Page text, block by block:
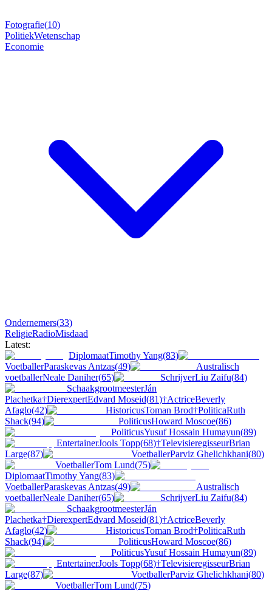
Fotografie(10)
PolitiekWetenschap
Economie
Ondernemers(33)
ReligieRadioMisdaad
Latest:
DiplomaatTimothy Yang(83)
VoetballerParaskevas Antzas(49)
Australisch
voetballerNeale Daniher(65) SchrijverLiu Zaifu(84)
SchaakgrootmeesterJán
Plachetka†DierexpertEdvard Moseid(81)†ActriceBeverly
Afaglo(42) HistoricusToman Brod†PoliticaRuth
Shack(94) PoliticusHoward Moscoe(86)
PoliticusYusuf Hossain Humayun(89)
EntertainerJools Topp(68)†TelevisieregisseurBrian
Large(87) VoetballerParviz Ghelichkhani(80)
VoetballerTom Lund(75)
DiplomaatTimothy Yang(83)
VoetballerParaskevas Antzas(49)
Australisch
voetballerNeale Daniher(65) SchrijverLiu Zaifu(84)
SchaakgrootmeesterJán
Plachetka†DierexpertEdvard Moseid(81)†ActriceBeverly
Afaglo(42) HistoricusToman Brod†PoliticaRuth
Shack(94) PoliticusHoward Moscoe(86)
PoliticusYusuf Hossain Humayun(89)
EntertainerJools Topp(68)†TelevisieregisseurBrian
Large(87) VoetballerParviz Ghelichkhani(80)
VoetballerTom Lund(75)